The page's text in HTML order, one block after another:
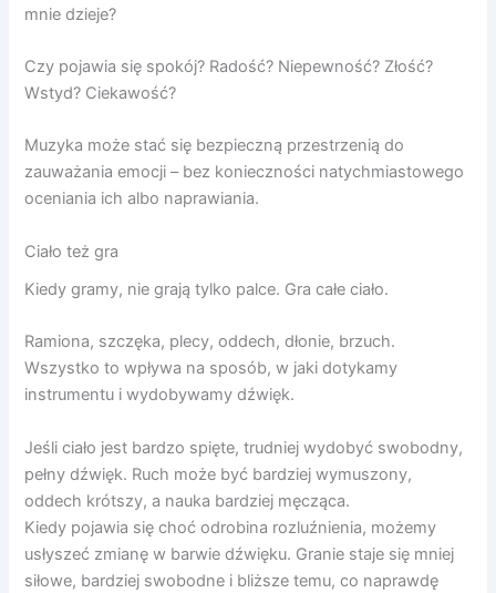
mnie dzieje?
Czy pojawia się spokój? Radość? Niepewność? Złość?
Wstyd? Ciekawość?
Muzyka może stać się bezpieczną przestrzenią do
zauważania emocji – bez konieczności natychmiastowego
oceniania ich albo naprawiania.
Ciało też gra
Kiedy gramy, nie grają tylko palce. Gra całe ciało.
Ramiona, szczęka, plecy, oddech, dłonie, brzuch.
Wszystko to wpływa na sposób, w jaki dotykamy
instrumentu i wydobywamy dźwięk.
Jeśli ciało jest bardzo spięte, trudniej wydobyć swobodny,
pełny dźwięk. Ruch może być bardziej wymuszony,
oddech krótszy, a nauka bardziej męcząca.
Kiedy pojawia się choć odrobina rozluźnienia, możemy
usłyszeć zmianę w barwie dźwięku. Granie staje się mniej
siłowe, bardziej swobodne i bliższe temu, co naprawdę